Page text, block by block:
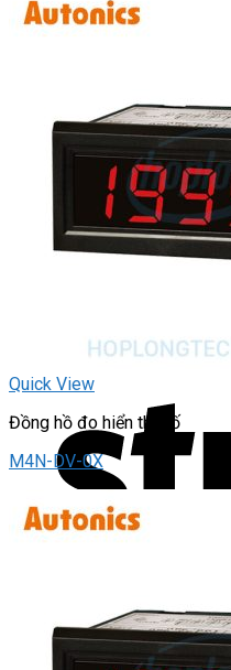
Quick View
Đồng hồ đo hiển thị số
M4N-DV-0X